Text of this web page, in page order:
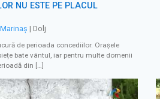
NU ESTE PE PLACUL
| Dolj
de perioada concediilor. Orașele
bate vântul, iar pentru multe domenii
din […]